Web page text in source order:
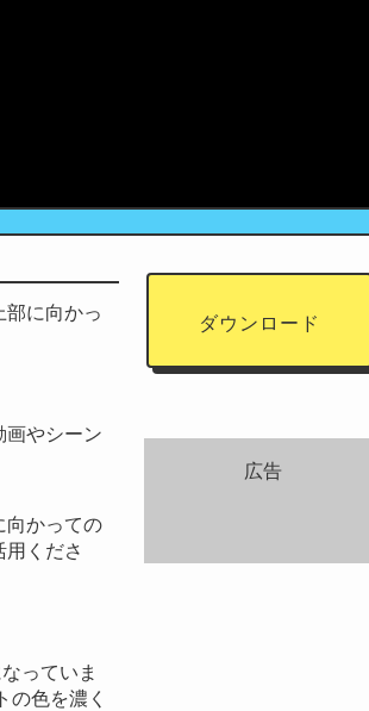
ダウンロード
に向かっ
画やシーン
向かっての
くださ
っていま
の色を濃く
広告